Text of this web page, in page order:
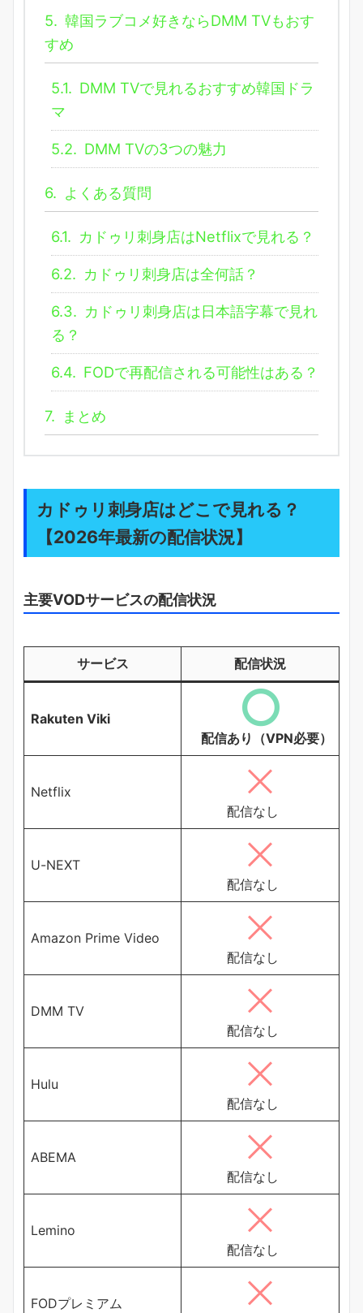
5. 韓国ラブコメ好きならDMM TVもおす
すめ
5.1. DMM TVで見れるおすすめ韓国ドラ
マ
5.2. DMM TVの3つの魅力
6. よくある質問
6.1. カドゥリ刺身店はNetflixで見れる？
6.2. カドゥリ刺身店は全何話？
6.3. カドゥリ刺身店は日本語字幕で見れ
る？
6.4. FODで再配信される可能性はある？
7. まとめ
カドゥリ刺身店はどこで見れる？
【2026年最新の配信状況】
主要VODサービスの配信状況
サービス 配信状況
Rakuten Viki
配信あり（VPN必要）
Netflix
配信なし
U-NEXT
配信なし
Amazon Prime Video
配信なし
DMM TV
配信なし
Hulu
配信なし
ABEMA
配信なし
Lemino
配信なし
FODプレミアム